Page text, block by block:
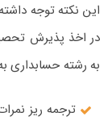
این نکته توجه
در اخذ پذیرش
به رشته حسابداری
ترجمه ریز